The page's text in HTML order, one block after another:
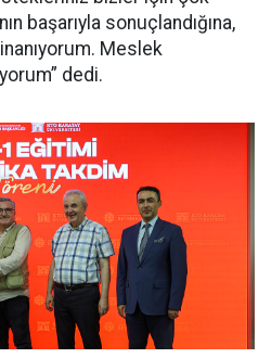
başarıyla sonuçlandığına,
Meslek
dedi.